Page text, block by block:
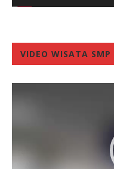
VIDEO WISATA SMP